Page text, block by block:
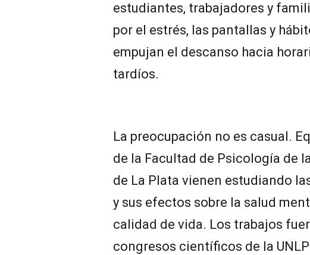
estudiantes, trabajadores y
por el estrés, las pantallas y
empujan el descanso hacia
tardíos.
La preocupación no es casual.
de la Facultad de Psicología de
de La Plata vienen estudiando
y sus efectos sobre la salud
calidad de vida. Los trabajos
congresos científicos de la